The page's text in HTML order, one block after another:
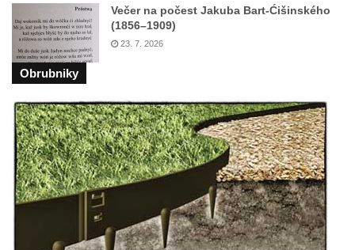
Nanebevzetí Panny Marie v Žatci
Socha sv. Pavla u kostela Nanebevzetí
Panny Marie v Žatci
Socha sv. Norberta u kostela Nanebevzetí
Panny Marie v Žatci
Socha Panny Marie u kostela Nanebevzetí
Panny Marie v Žatci
Socha sv. Judy Tadeáše u kostela
Nanebevzetí Panny Marie v Žatci
Socha svatého Františka z Assisi u kostela
Nanebevzetí Panny Marie v Žatci
Večer na počest Jakuba Bart-Ćišinského
(1856–1909)
23. 7. 2026
Obrubniky